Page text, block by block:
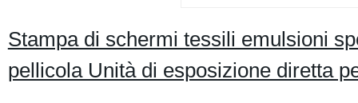
Stampa di schermi tessili emulsioni
pellicola Unità di esposizione diretta